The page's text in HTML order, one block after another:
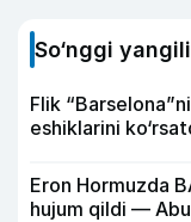
So‘nggi
Flik
eshiklarini
Eron Hormuzda
hujum qildi —